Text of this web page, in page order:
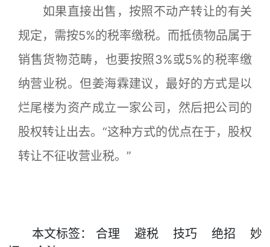
如果直接出售，按照不动产转让的有关
规定，需按5%的税率缴税。而抵债物品属于
销售货物范畴，也要按照3%或5%的税率缴
纳营业税。但姜海霖建议，最好的方式是以
烂尾楼为资产成立一家公司，然后把公司的
股权转让出去。“这种方式的优点在于，股权
转让不征收营业税。”
本文标签： 合理 避税 技巧 绝招
妙